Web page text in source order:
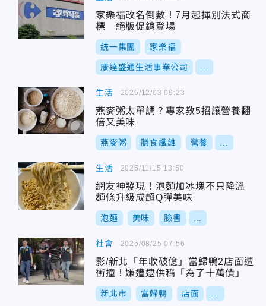
家樂福改名倒數！7月起揮別法式商
標 絕版促銷登場
統一集團 家樂福
康達盛通生活事業公司
生活
燕麥粥太單調？專家教5招讓營養翻
倍又美味
燕麥粥 膳食纖維 營養
2025/12/03 09:23
生活
網友神發現！泡麵加冰塊不只降溫
麵條升級成超Q彈美味
泡麵 美味 臉書
2025/11/15 13:50
社會
影/新北「年收破億」當歸鴨2店面遭
衝撞！嫌遭逮供稱「為了十萬債」
新北市 當歸鴨 店面
2025/08/25 07:56